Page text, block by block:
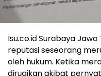
Isu.co.id Surabaya
reputasi seseorang
oleh hukum. Ketika
dirugikan akibat